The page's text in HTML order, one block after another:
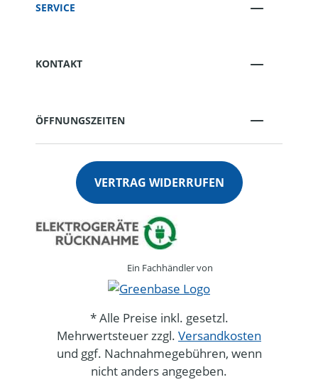
SERVICE
KONTAKT
ÖFFNUNGSZEITEN
VERTRAG WIDERRUFEN
Ein Fachhändler von
* Alle Preise inkl. gesetzl.
Mehrwertsteuer zzgl. Versandkosten
und ggf. Nachnahmegebühren, wenn
nicht anders angegeben.